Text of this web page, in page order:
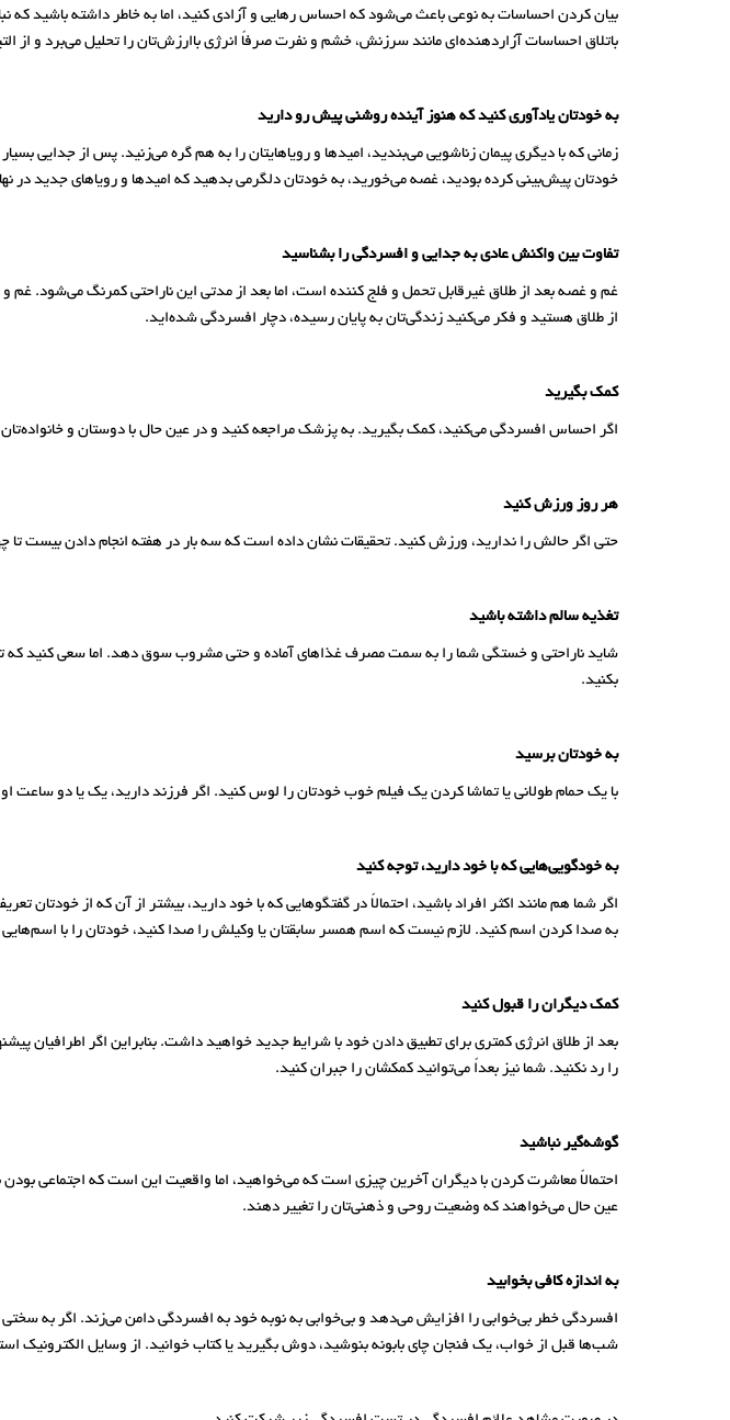
بیان کردن احساسات به نوعی باعث می‌شود که احساس رهایی و آزادی کنید، اما به خاطر داشته باشید که
باتلاق احساسات آزاردهنده‌ای مانند سرزنش، خشم و نفرت صرفاً انرژی باارزش‌تان را تحلیل می‌برد و
به خودتان یادآوری کنید که هنوز آینده روشنی پیش رو دارید
زمانی که با دیگری پیمان زناشویی می‌بندید، امیدها و رویاهایتان را به هم گره می‌زنید. پس از
خودتان پیش‌بینی کرده بودید، غصه می‌خورید، به خودتان دلگرمی بدهید که امیدها و رویاهای جدید در
تفاوت بین واکنش عادی به جدایی و افسردگی را بشناسید
غم و غصه بعد از طلاق غیرقابل تحمل و فلج کننده است، اما بعد از مدتی این ناراحتی کمرنگ می‌شود. غم و
از طلاق هستید و فکر می‌کنید زندگی‌تان به پایان رسیده، دچار افسردگی شده‌اید.
کمک بگیرید
اگر احساس افسردگی می‌کنید، کمک بگیرید. به پزشک مراجعه کنید و در عین حال با دوستان و
هر روز ورزش کنید
حتی اگر حالش را ندارید، ورزش کنید. تحقیقات نشان داده است که سه بار در هفته انجام دادن بیست
تغذیه سالم داشته باشید
شاید ناراحتی و خستگی شما را به سمت مصرف غذاهای آماده و حتی مشروب سوق دهد. اما سعی کنید که
بکنید.
به خودتان برسید
با یک حمام طولانی یا تماشا کردن یک فیلم خوب خودتان را لوس کنید. اگر فرزند دارید، یک یا دو ساعت
به خودگویی‌هایی که با خود دارید، توجه کنید
اگر شما هم مانند اکثر افراد باشید، احتمالاً در گفتگوهایی که با خود دارید، بیشتر از آن که از
به صدا کردن اسم کنید. لازم نیست که اسم همسر سابقتان یا وکیلش را صدا کنید، خودتان را با
کمک دیگران را قبول کنید
بعد از طلاق انرژی کمتری برای تطبیق دادن خود با شرایط جدید خواهید داشت. بنابراین اگر اطرافیان
را رد نکنید. شما نیز بعداً می‌توانید کمکشان را جبران کنید.
گوشه‌گیر نباشید
احتمالاً معاشرت کردن با دیگران آخرین چیزی است که می‌خواهید، اما واقعیت این است که اجتماعی
عین حال می‌خواهند که وضعیت روحی و ذهنی‌تان را تغییر دهند.
به اندازه کافی بخوابید
افسردگی خطر بی‌خوابی را افزایش می‌دهد و بی‌خوابی به نوبه خود به افسردگی دامن می‌زند. اگر به
شب‌ها قبل از خواب، یک فنجان چای بابونه بنوشید، دوش بگیرید یا کتاب خوانید. از وسایل الکترونیک